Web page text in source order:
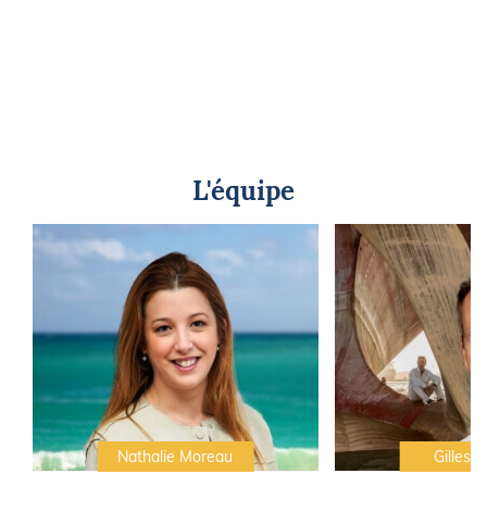
L'équipe
Nathalie Moreau Gilles